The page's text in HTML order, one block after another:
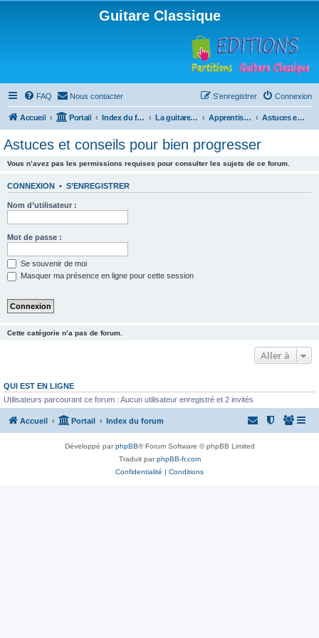
Guitare Classique
FAQ Nous contacter Connexion
S’enregistrer
Accueil Portail Index du forum La guitare : instrument, cours et théorie Apprentissage et enseignement de la guitare Astuces et conseils pour bien progresser
Astuces et conseils pour bien progresser
Vous n’avez pas les permissions requises pour consulter les sujets de ce forum.
CONNEXION • S’ENREGISTRER
Nom d’utilisateur :
Mot de passe :
Se souvenir de moi
Masquer ma présence en ligne pour cette session
Cette catégorie n’a pas de forum.
Aller à
QUI EST EN LIGNE
Utilisateurs parcourant ce forum : Aucun utilisateur enregistré et 2 invités
Accueil Portail Index du forum
Développé parphpBB® Forum Software © phpBB Limited
Traduit parphpBB-fr.com
Confidentialité | Conditions